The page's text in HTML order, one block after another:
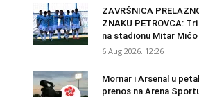
ZAVRŠNICA
ZNAKU PETROVCA:
na stadionu Mitar Mićo
6 Aug 2026. 12:26
Mornar i Arsenal u
prenos na Arena